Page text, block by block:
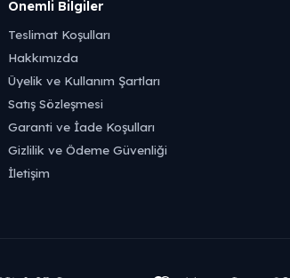
Önemli Bilgiler
Teslimat Koşulları
Hakkımızda
Üyelik ve Kullanım Şartları
Satış Sözleşmesi
Garanti ve İade Koşulları
Gizlilik ve Ödeme Güvenliği
İletişim